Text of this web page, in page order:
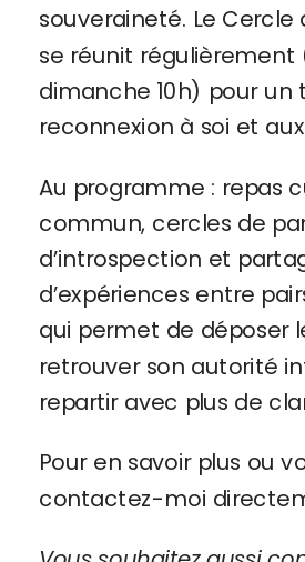
souveraineté. Le Cercle
se réunit régulièrement
dimanche 10h) pour un
reconnexion à soi et
Au programme : repas
commun, cercles de
d’introspection et
d’expériences entre
qui permet de déposer
retrouver son autorité
repartir avec plus de
Pour en savoir plus ou
contactez-moi